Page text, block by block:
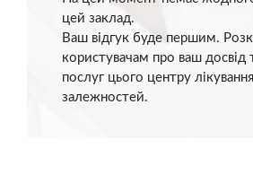
цей заклад.
Ваш відгук буде першим.
користувачам про ваш досвід
послуг цього центру лікування
залежностей.